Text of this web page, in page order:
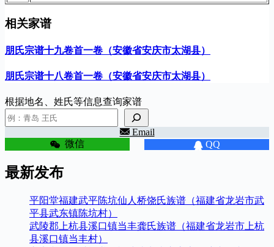
相关家谱
朋氏宗谱十九卷首一卷（安徽省安庆市太湖县）
朋氏宗谱十八卷首一卷（安徽省安庆市太湖县）
根据地名、姓氏等信息查询家谱
Email
微信 QQ
最新发布
平阳堂福建武平陈坑仙人桥饶氏族谱（福建省龙岩市武
平县武东镇陈坑村）
武陵郡上杭县溪口镇当丰龚氏族谱（福建省龙岩市上杭
县溪口镇当丰村）